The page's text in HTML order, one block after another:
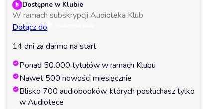
Dostępne w Klubie
W ramach subskrypcji Audioteka Klub
Dołącz do
14 dni za darmo na start
Ponad 50.000 tytułów w ramach Klubu
Nawet 500 nowości miesięcznie
Blisko 700 audiobooków, których posłuchasz tylko
w Audiotece